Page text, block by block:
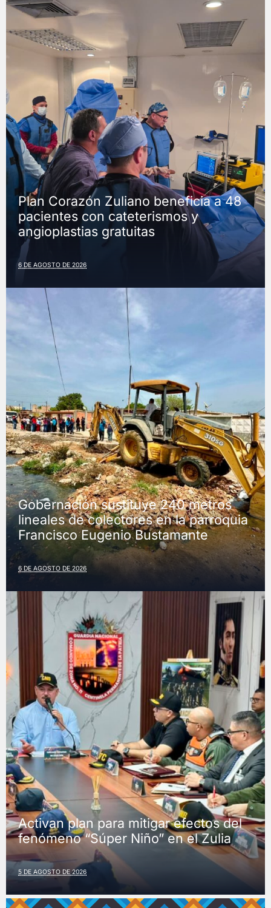
Plan Corazón Zuliano beneficia a 48
pacientes con cateterismos y
angioplastias gratuitas
6 DE AGOSTO DE 2026
Gobernación sustituye 240 metros
lineales de colectores en la parroquia
Francisco Eugenio Bustamante
6 DE AGOSTO DE 2026
Activan plan para mitigar efectos del
fenómeno “Súper Niño” en el Zulia
5 DE AGOSTO DE 2026